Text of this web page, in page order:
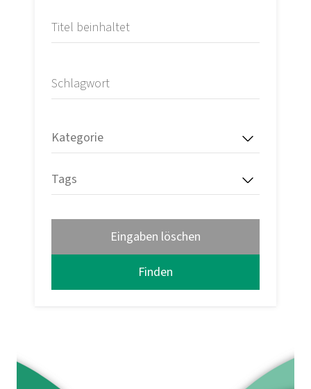
Kategorie
Tags
Eingaben löschen